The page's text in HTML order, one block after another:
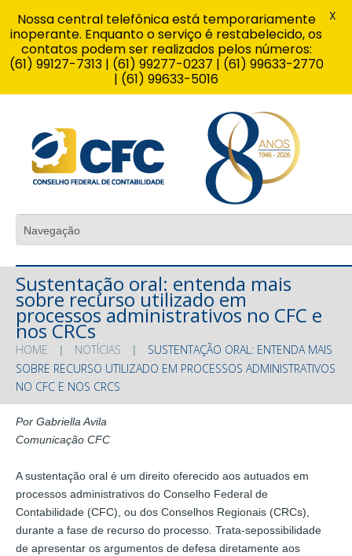
Sustentação oral: entenda mais
sobre recurso utilizado em
processos administrativos no CFC e
nos CRCs
HOME NOTÍCIAS
SUSTENTAÇÃO ORAL: ENTENDA MAIS
SOBRE RECURSO UTILIZADO EM PROCESSOS ADMINISTRATIVOS
NO CFC E NOS CRCS
Por Gabriella Avila
Comunicação CFC
A sustentação oral é um direito oferecido aos autuados em
processos administrativos do Conselho Federal de
Contabilidade (CFC), ou dos Conselhos Regionais (CRCs),
durante a fase de recurso do processo. Trata-sepossibilidade
de apresentar os argumentos de defesa diretamente aos
Nossa central telefônica está temporariamente
inoperante. Enquanto o serviço é restabelecido, os
contatos podem ser realizados pelos números:
(61) 99127-7313 | (61) 99277-0237 | (61) 99633-2770
| (61) 99633-5016
X